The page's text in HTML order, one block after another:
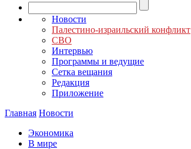
Новости
Палестино-израильский конфликт
СВО
Интервью
Программы и ведущие
Сетка вещания
Редакция
Приложение
Главная Новости
Экономика
В мире